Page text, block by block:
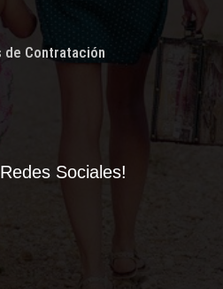
de Contratación
Sociales!